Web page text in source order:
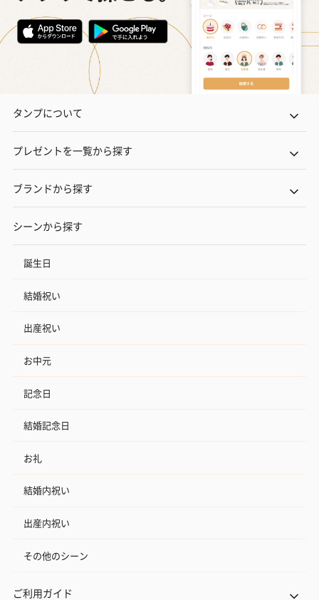
還暦祝いちょい足しギフト
す。
（1,298円）
タンプについて
プレゼントを一覧から探す
ブランドから探す
シーンから探す
誕生日
結婚祝い
出産祝い
お中元
記念日
結婚記念日
お礼
結婚内祝い
出産内祝い
その他のシーン
ご利用ガイド